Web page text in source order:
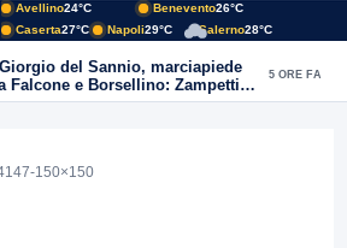
Avellino24°C Benevento26°C
Caserta27°C Napoli29°C Salerno28°C
del Sannio, marciapiede
Falcone e Borsellino: Zampetti e
replicano alle polemiche
5 ORE FA
150×150